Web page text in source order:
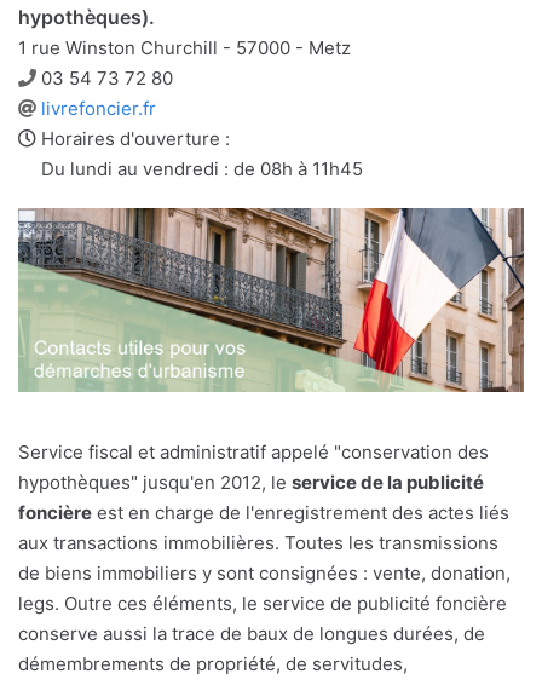
hypothèques).
1 rue Winston Churchill - 57000 - Metz
Téléphone
03 54 73 72 80
Site
web
livrefoncier.fr
Horaires d'ouverture :
Du lundi au vendredi : de 08h à 11h45
Service fiscal et administratif appelé "conservation des
hypothèques" jusqu'en 2012, le service de la publicité
foncière est en charge de l'enregistrement des actes liés
aux transactions immobilières. Toutes les transmissions
de biens immobiliers y sont consignées : vente, donation,
legs. Outre ces éléments, le service de publicité foncière
conserve aussi la trace de baux de longues durées, de
démembrements de propriété, de servitudes,